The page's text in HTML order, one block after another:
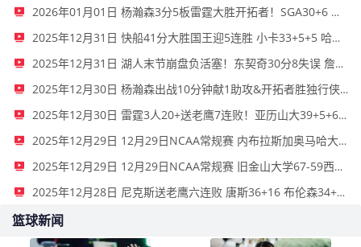
2026年01月01日 杨瀚森3分5板雷霆大胜开拓者！SGA30+6 霍姆格伦12+10+6帽
2025年12月31日 快船41分大胜国王迎5连胜 小卡33+5+5 哈登21+5 威少12分
2025年12月31日 湖人末节崩盘负活塞！东契奇30分8失误 詹姆斯生日夜17分
2025年12月30日 杨瀚森出战10分钟献1助攻&开拓者胜独行侠 阿夫迪亚27+9+11
2025年12月30日 雷霆3人20+送老鹰7连败！亚历山大39+5+6 奥孔武26+14+6
2025年12月29日 12月29日NCAA常规赛 内布拉斯加奥马哈大学57-80俄勒冈大学 全场集锦
2025年12月29日 12月29日NCAA常规赛 旧金山大学67-59西雅图大学 全场集锦
2025年12月28日 尼克斯送老鹰六连败 唐斯36+16 布伦森34+5 奥孔武31+14
篮球新闻